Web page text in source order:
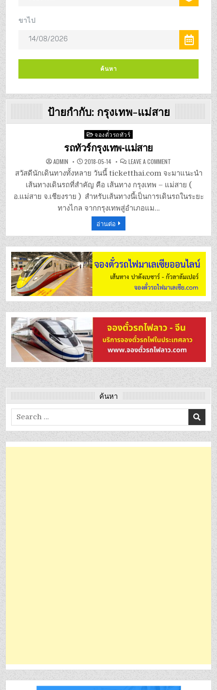
ป้ายกำกับ: กรุงเทพ-แม่สาย
Posted
in
จองตั๋วรถทัวร์
รถทัวร์กรุงเทพ-แม่สาย
ADMIN 2018-05-14 LEAVE A COMMENT
ทัวร์
กรุงเทพ-
แม่สาย
สวัสดีนักเดินทางทั้งหลาย วันนี้ ticketthai.com จะมาแนะนำ
เส้นทางเดินรถที่สำคัญ คือ เส้นทาง กรุงเทพ – แม่สาย (
อ.แม่สาย จ.เชียงราย ) สำหรับเส้นทางนี้เป็นการเดินรถในระยะ
ทางไกล จากกรุงเทพสู่อำเภอแม…
อ่านต่อ
ค้นหา
Search
for: